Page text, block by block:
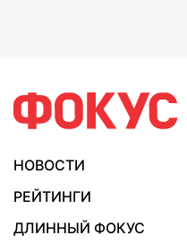
НОВОСТИ
РЕЙТИНГИ
ДЛИННЫЙ ФОКУС